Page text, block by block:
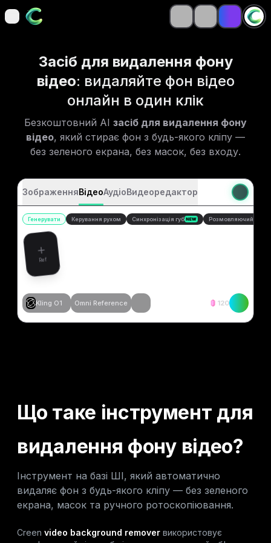
open navigation menu
open navigation menu
Засіб для видалення фону
відео: видаляйте фон відео
онлайн в один клік
Безкоштовний AI засіб для видалення фону
відео, який стирає фон з будь-якого кліпу —
без зеленого екрана, без масок, без входу.
ЗображенняВідеоАудіоВидеоредактор
Генерувати Керування рухом Синхронізація губ NEW Розмовляючий
Ref
Kling O1 Omni Reference 120
Що таке інструмент для
видалення фону відео?
Інструмент на базі ШІ, який автоматично
видаляє фон з будь-якого кліпу — без зеленого
екрана, масок та ручного ротоскопіювання.
Creen video background remover використовує